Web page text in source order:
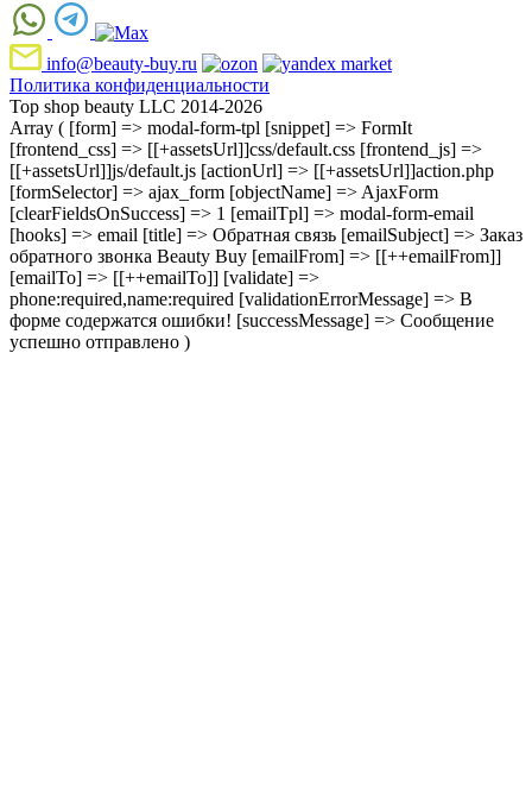
info@beauty-buy.ru
Политика конфиденциальности
Top shop beauty LLC 2014-2026
Array ( [form] => modal-form-tpl [snippet] => FormIt
[frontend_css] => [[+assetsUrl]]css/default.css [frontend_js] =>
[[+assetsUrl]]js/default.js [actionUrl] => [[+assetsUrl]]action.php
[formSelector] => ajax_form [objectName] => AjaxForm
[clearFieldsOnSuccess] => 1 [emailTpl] => modal-form-email
[hooks] => email [title] => Обратная связь [emailSubject] => Заказ
обратного звонка Beauty Buy [emailFrom] => [[++emailFrom]]
[emailTo] => [[++emailTo]] [validate] =>
phone:required,name:required [validationErrorMessage] => В
форме содержатся ошибки! [successMessage] => Сообщение
успешно отправлено )